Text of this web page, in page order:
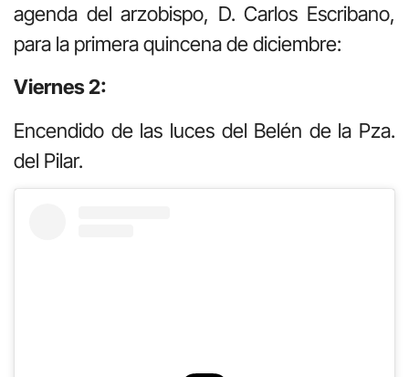
agenda del arzobispo, D. Carlos Escribano,
para la primera quincena de diciembre:
Viernes 2:
Encendido de las luces del Belén de la Pza.
del Pilar.